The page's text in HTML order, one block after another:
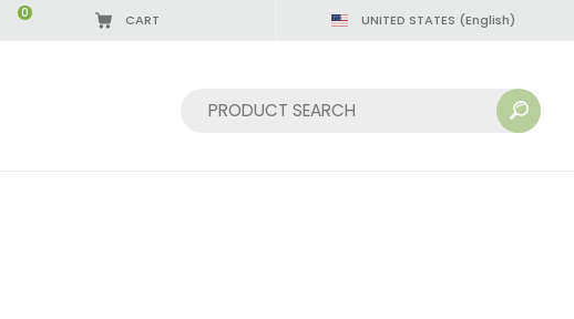
CART
0 UNITED STATES (English)